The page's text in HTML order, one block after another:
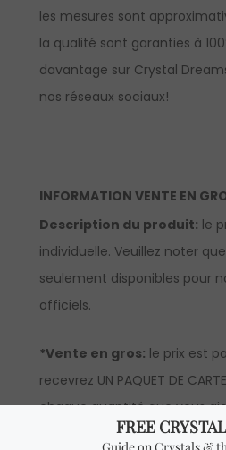
les mesures sont
la qualité sont garanties à
davantage sur Crystal
nos réseaux sociaux!
INFORMATION VENTE EN
Description du produit: le
individuelle. Veuillez noter
seulement disponibles pour
officiels.
*Vente en gros: le prix est
recevrez UN PAQUET DE
chaque quantité que vous
accès aux prix en gros, vous